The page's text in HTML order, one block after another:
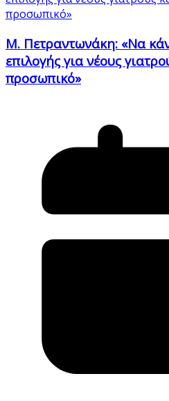
Μ. Πετραντωνάκη: «Να
επιλογής για νέους
προσωπικό»